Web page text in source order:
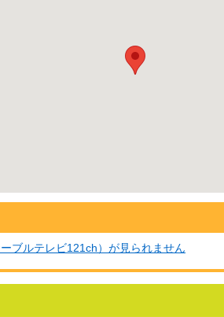
ブルテレビ121ch）が見られません